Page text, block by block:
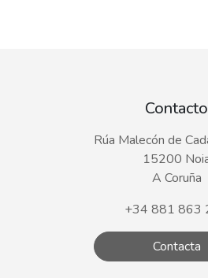
Contacto
Rúa Malecón de
15200
A Coruña
+34 881 863
Contacta